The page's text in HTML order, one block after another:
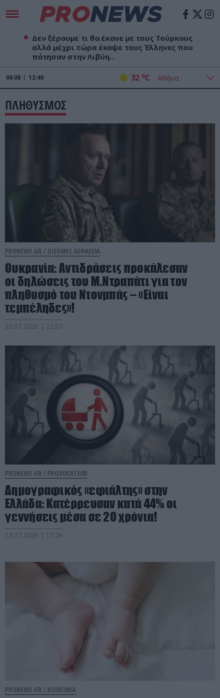
Δεν ξέρουμε τι θα έκανε με τους Τούρκους
αλλά μέχρι τώρα έκαψε τους Έλληνες που
πάτησαν στην Λιβύη...
06 08 12:46 32 oC
ΠΛΗΘΥΣΜΟΣ
PRONEWS.GR / ΔΙΕΘΝΗΣ ΑΣΦΑΛΕΙΑ
Ουκρανία: Αντιδράσεις προκάλεσαν
οι δηλώσεις του Μ.Ντραπάτι για τον
πληθυσμό του Ντονμπάς – «Είναι
τεμπέληδες»!
23.07.2026 | 22:57
PRONEWS.GR / PROVOCATEUR
Δημογραφικός «εφιάλτης» στην
Ελλάδα: Κατέρρευσαν κατά 44% οι
γεννήσεις μέσα σε 20 χρόνια!
13.07.2026 | 17:26
PRONEWS.GR / ΚΟΙΝΩΝΙΑ